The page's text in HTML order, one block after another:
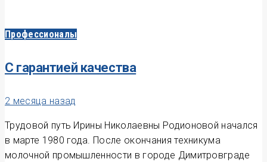
Профессионалы
С гарантией качества
2 месяца назад
Трудовой путь Ирины Николаевны Родионовой начался
в марте 1980 года. После окончания техникума
молочной промышленности в городе Димитровграде